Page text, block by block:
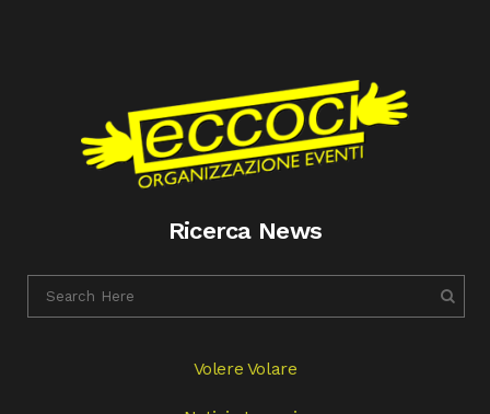
Ricerca News
Volere Volare